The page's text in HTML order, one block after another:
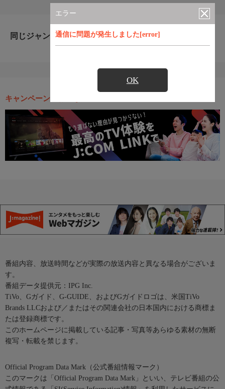
エラー
通信に問題が発生しました[error]
OK
同じジャンルのおすすめ番組
キャンペーン・お得な情報
番組内容、放送時間などが実際の放送内容と異なる場合がございま
す。
番組データ提供元：IPG Inc.
TiVo、Gガイド、G-GUIDE、およびGガイドロゴは、米国TiVo
Brands LLCおよび／またはその関連会社の日本国内における商標ま
たは登録商標です。
このホームページに掲載している記事・写真等あらゆる素材の無断
複写・転載を禁じます。
Official Program Data Mark（公式番組情報マーク）
このマークは「Official Program Data Mark」といい、テレビ番組の公